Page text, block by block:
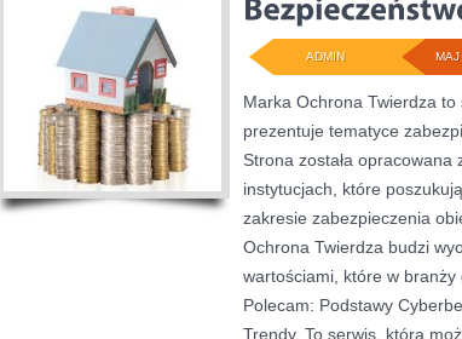
ADMIN
Marka Ochrona Twierdza
prezentuje tematyce
Strona została
instytucjach, które
zakresie zabezpieczenia
Ochrona Twierdza budzi
wartościami, które w branży
Polecam: Podstawy
Trendy. To serwis, która